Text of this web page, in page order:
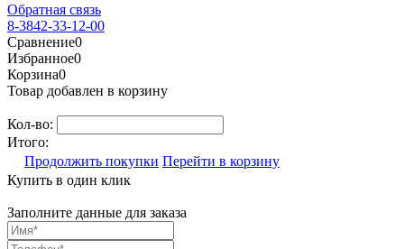
Обратная связь
8-3842-33-12-00
Сравнение0
Избранное0
Корзина0
Товар добавлен в корзину
Кол-во:
Итого:
Продолжить покупки Перейти в корзину
Купить в один клик
Заполните данные для заказа